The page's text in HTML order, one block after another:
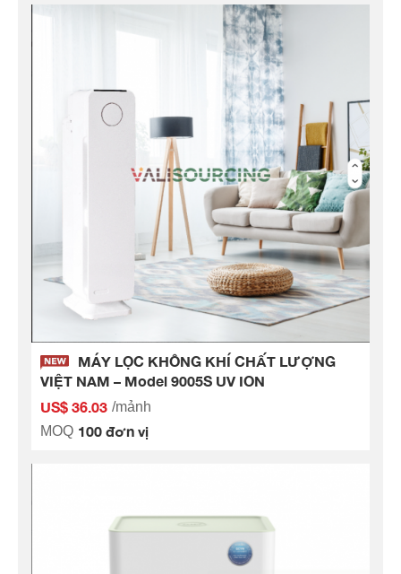
MÁY LỌC KHÔNG KHÍ CHẤT LƯỢNG
VIỆT NAM – Model 9005S UV ION
US$ 36.03 /mảnh
MOQ 100 đơn vị